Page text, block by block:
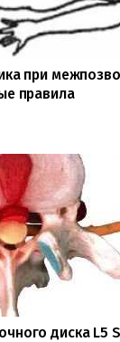
при
правила
диска L5